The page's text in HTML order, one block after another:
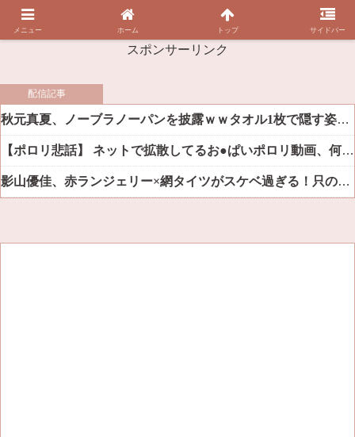
スポンサーリンク
配信記事
秋元真夏、ノーブラノーパンを披露ｗｗタオル1枚で隠す姿がほぼA●女優・・
【ポロリ悲話】 ネットで拡散してるお●ぱいポロリ動画、何故か叩かれる・・・
影山優佳、赤ランジェリー×網タイツがスケベ過ぎる！只の痴女だろ・・・
メニュー ホーム トップ サイドバー